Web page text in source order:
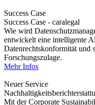
Success Case
Success Case - caralegal
Wie wird
entwickelt eine intelligente
Datenrechtskonformität und
Forschungszulage.
Mehr Infos
Neuer Service
Mit der Corporate